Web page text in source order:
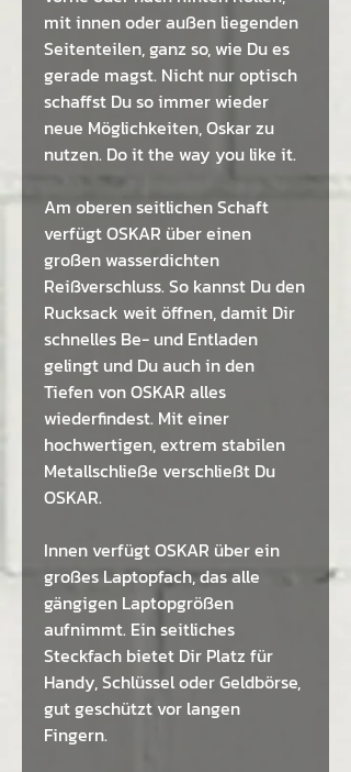
mit innen oder außen liegenden
Seitenteilen, ganz so, wie Du es
gerade magst. Nicht nur optisch
schaffst Du so immer wieder
neue Möglichkeiten, Oskar zu
nutzen. Do it the way you like it.
Am oberen seitlichen Schaft
verfügt OSKAR über einen
großen wasserdichten
Reißverschluss. So kannst Du den
Rucksack weit öffnen, damit Dir
schnelles Be- und Entladen
gelingt und Du auch in den
Tiefen von OSKAR alles
wiederfindest. Mit einer
hochwertigen, extrem stabilen
Metallschließe verschließt Du
OSKAR.
Innen verfügt OSKAR über ein
großes Laptopfach, das alle
gängigen Laptopgrößen
aufnimmt. Ein seitliches
Steckfach bietet Dir Platz für
Handy, Schlüssel oder Geldbörse,
gut geschützt vor langen
Fingern.